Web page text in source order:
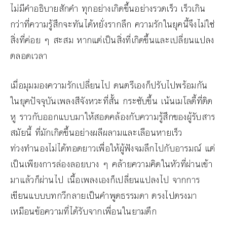
ไม่มีคำอธิบายสักคำ ทุกอย่างเกิดขึ้นอย่างรวดเร็ว เร็วเกิน
กว่าที่ความรู้สึกจะทันได้หยั่งรากลึก ความรักในยุคนี้จึงไม่ใช่
สิ่งที่ค่อย ๆ สะสม หากแต่เป็นสิ่งที่เกิดขึ้นและเปลี่ยนแปลง
ตลอดเวลา
เมื่อมุมมองความรักเปลี่ยนไป ดนตรีเองก็ปรับไปพร้อมกัน
ในยุคปัจจุบันเพลงสีจังหวะที่สั้น กระชับขึ้น เน้นเมโลดี้ที่ติด
หู ราวกับออกแบบมาให้สอดคล้องกับความรู้สึกของผู้รับสาร
สมัยนี้ ที่มักเกิดขึ้นอย่างผลีผลามและเลือนหายเร็ว
ท่วงทำนองไม่ได้ทอดยาวเพื่อให้ผู้ฟังจมลึกไปกับอารมณ์ แต่
เป็นเพียงการล่องลอยบาง ๆ คล้ายความคิดในหัวที่ผ่านเข้า
มาแล้วก็ผ่านไป เนื้อเพลงเองก็เปลี่ยนแปลงไป จากการ
เขียนแบบบทกวีกลายเป็นคำพูดธรรมดา ตรงไปตรงมา
เหมือนข้อความที่ได้รับจากเพื่อนในยามดึก